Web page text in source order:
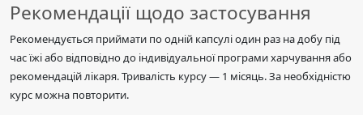
Рекомендації щодо застосування
Рекомендується приймати по одній капсулі один раз на добу під
час їжі або відповідно до індивідуальної програми харчування або
рекомендацій лікаря. Тривалість курсу — 1 місяць. За необхідністю
курс можна повторити.